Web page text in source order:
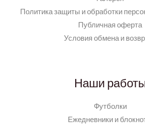
Политика защиты и обработки
Публичная оферта
Условия обмена и
Наши
Футболки
Ежедневники и